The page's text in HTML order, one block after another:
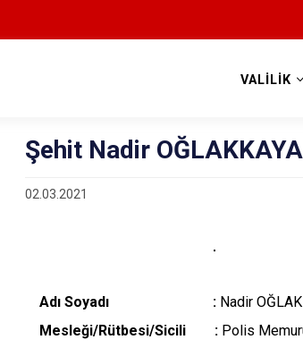
VALİLİK
Şehit Nadir OĞLAKKAYA
02.03.2021
Adı Soyadı : Nadir
Mesleği/Rütbesi/Sicili : Polis